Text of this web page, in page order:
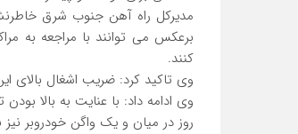
مديركل راه آهن جنوب شرق
برعكس مي ‌توانند با مراجعه به
كنند.
وي تاكيد كرد: ضريب اشغال بالاي
وي ادامه داد: با عنايت به بالا
روز در ميان و يك واگن خودروبر